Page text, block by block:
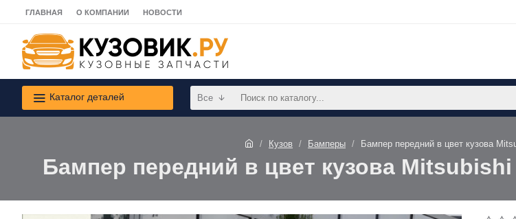
ГЛАВНАЯ О КОМПАНИИ НОВОСТИ
Каталог деталей Все
Кузов Бамперы Бампер передний в цвет кузова
Бампер передний в цвет кузова Mitsubishi